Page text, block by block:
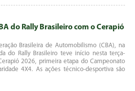
do Rally Brasileiro com o Cerapió
Brasileira de Automobilismo (CBA), na
do Rally Brasileiro teve início nesta terça-
2026, primeira etapa do Campeonato
4X4. As ações técnico-desportiva são